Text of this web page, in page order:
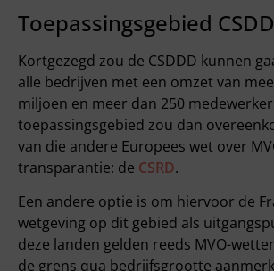
Toepassingsgebied
Kortgezegd zou de CSDDD kunnen
alle bedrijven met een omzet van
miljoen en meer dan 250
toepassingsgebied zou dan
van die andere Europees wet over
transparantie: de CSRD.
Een andere optie is om hiervoor de
wetgeving op dit gebied als
deze landen gelden reeds MVO-
de grens qua bedrijfsgrootte